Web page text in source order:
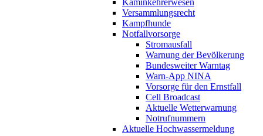
Kaminkehrerwesen
Versammlungsrecht
Kampfhunde
Notfallvorsorge
Stromausfall
Warnung der Bevölkerung
Bundesweiter Warntag
Warn-App NINA
Vorsorge für den Ernstfall
Cell Broadcast
Aktuelle Wetterwarnung
Notrufnummern
Aktuelle Hochwassermeldung